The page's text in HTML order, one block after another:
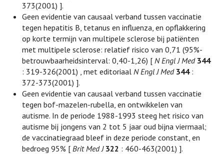
373(2001) ].
Geen evidentie van causaal verband tussen vaccinatie
tegen hepatitis B, tetanus en influenza, en opflakkering
op korte termijn van multipele sclerose bij patiënten
met multipele sclerose: relatief risico van 0,71 (95%-
betrouwbaarheidsinterval: 0,40-1,26) [N Engl J Med 344
: 319-326(2001) , met editoriaalN Engl J Med 344:
372-373(2001) ].
Geen evidentie van causaal verband tussen vaccinatie
tegen bof-mazelen-rubella, en ontwikkelen van
autisme. In de periode 1988-1993 steeg het risico van
autisme bij jongens van 2 tot 5 jaar oud bijna viermaal;
de vaccinatiegraad bleef in deze periode constant, en
bedroeg 95% [Brit Med J 322 : 460-463(2001) ].